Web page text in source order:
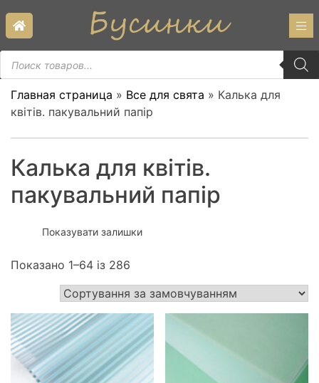
content
Пошук
товарів
Главная страница » Все для свята » Калька для
квітів. пакувальний папір
Калька для квітів.
пакувальний папір
Показувати залишки
Показано 1–64 із 286